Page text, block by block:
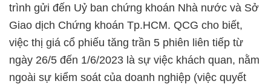
trình gửi đến Uỷ ban chứng khoán Nhà nước và Sở
Giao dịch Chứng khoán Tp.HCM. QCG cho biết,
việc thị giá cổ phiếu tăng trần 5 phiên liên tiếp từ
ngày 26/5 đến 1/6/2023 là sự việc khách quan, nằm
ngoài sự kiểm soát của doanh nghiệp (việc quyết